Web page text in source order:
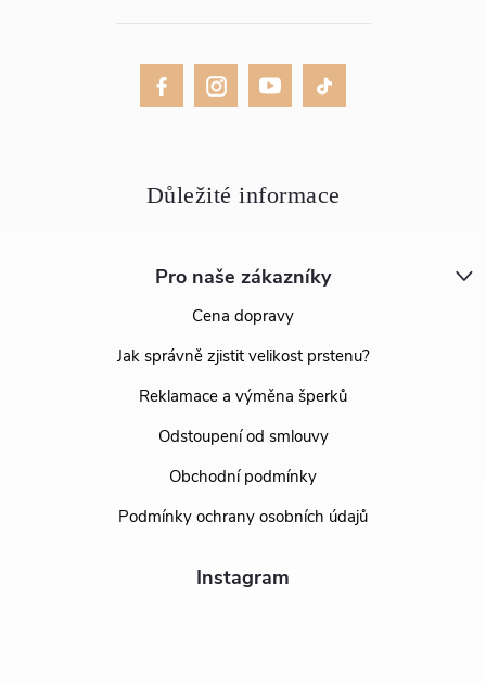
Pro naše zákazníky
Cena dopravy
Jak správně zjistit velikost prstenu?
Reklamace a výměna šperků
Odstoupení od smlouvy
Obchodní podmínky
Podmínky ochrany osobních údajů
Instagram